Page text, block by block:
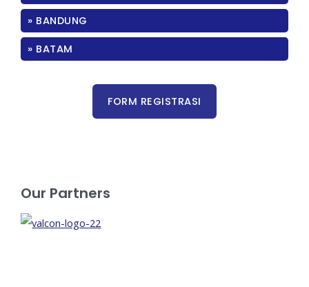
» BANDUNG
» BATAM
Our Partners